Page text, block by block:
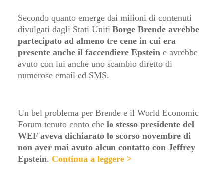
Secondo quanto emerge dai milioni di contenuti
divulgati dagli Stati Uniti Borge Brende avrebbe
partecipato ad almeno tre cene in cui era
presente anche il faccendiere Epstein e avrebbe
avuto con lui anche uno scambio diretto di
numerose email ed SMS.
Un bel problema per Brende e il World Economic
Forum tenuto conto che lo stesso presidente del
WEF aveva dichiarato lo scorso novembre di
non aver mai avuto alcun contatto con Jeffrey
Epstein. Continua a leggere >